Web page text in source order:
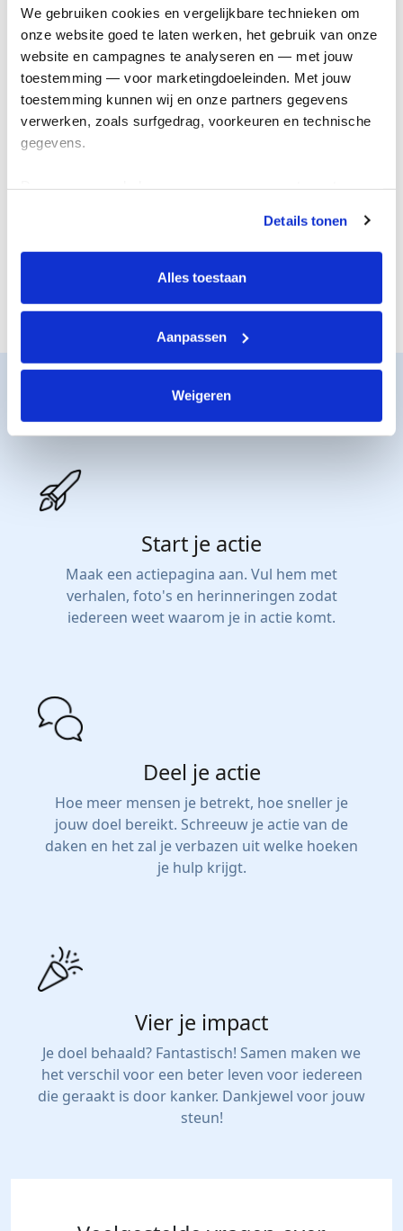
We gebruiken cookies en vergelijkbare technieken om
onze website goed te laten werken, het gebruik van onze
website en campagnes te analyseren en — met jouw
toestemming — voor marketingdoeleinden. Met jouw
toestemming kunnen wij en onze partners gegevens
verwerken, zoals surfgedrag, voorkeuren en technische
gegevens.
tonen. Je kunt je toestemming op elk moment wijzigen of
intrekken via Cookie instellingen onderaan de pagina. De
lijst met cookies is te vinden in het tabblad “details”.
Details tonen
Alles toestaan
Aanpassen
Weigeren
Baanbrekend
onderzoek
Meer kans op
genezing
De juiste steun
Nieuwe
Zo werkt het
Start je actie
Maak een actiepagina aan. Vul hem met
verhalen, foto's en herinneringen zodat
iedereen weet waarom je in actie komt.
Deel je actie
Hoe meer mensen je betrekt, hoe sneller je
jouw doel bereikt. Schreeuw je actie van de
daken en het zal je verbazen uit welke hoeken
je hulp krijgt.
Vier je impact
Je doel behaald? Fantastisch! Samen maken we
het verschil voor een beter leven voor iedereen
die geraakt is door kanker. Dankjewel voor jouw
steun!